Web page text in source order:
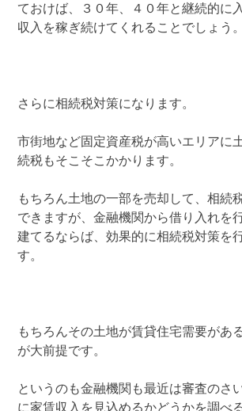
ておけば、３０年、４０年と継続的に
収入を稼ぎ続けてくれることでしょう。
さらに相続税対策になります。
市街地など固定資産税が高いエリアに
続税もそこそこかかります。
もちろん土地の一部を売却して、相続
できますが、金融機関から借り入れを
建てるならば、効果的に相続税対策を
す。
もちろんその土地が賃貸住宅需要があ
が大前提です。
というのも金融機関も最近は審査のさ
に家賃収入を見込めるかどうかを調べ